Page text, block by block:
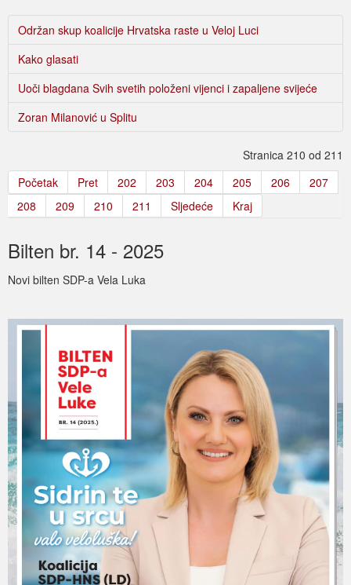
Održan skup koalicije Hrvatska raste u Veloj Luci
Kako glasati
Uoči blagdana Svih svetih položeni vijenci i zapaljene svijeće
Zoran Milanović u Splitu
Stranica 210 od 211
Početak
Pret 202 203 204 205 206
207
208
209 210 211 Sljedeće Kraj
Bilten br. 14 - 2025
Novi bilten SDP-a Vela Luka